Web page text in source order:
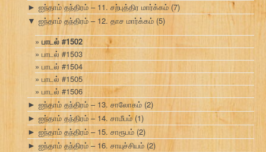
► ஐந்தாம் தந்திரம் – 11. சற்புத்திர மார்க்கம் (7)
▼ ஐந்தாம் தந்திரம் – 12. தாச மார்க்கம் (5)
பாடல் #1502
பாடல் #1503
பாடல் #1504
பாடல் #1505
பாடல் #1506
► ஐந்தாம் தந்திரம் – 13. சாலோகம் (2)
► ஐந்தாம் தந்திரம் – 14. சாமீபம்(1)
► ஐந்தாம் தந்திரம் – 15. சாரூபம் (2)
► ஐந்தாம் தந்திரம் – 16. சாயுச்சியம் (2)